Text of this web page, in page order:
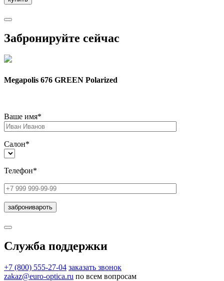
Забронируйте сейчас
Megapolis 676 GREEN Polarized
Ваше имя*
Салон*
Телефон*
Служба поддержки
+7 (800) 555-27-04 заказать звонок
zakaz@euro-optica.ru по всем вопросам